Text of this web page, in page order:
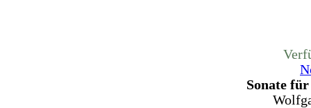
Sonate